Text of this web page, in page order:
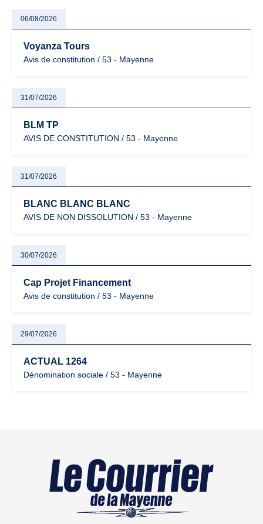
06/08/2026
Voyanza Tours
Avis de constitution / 53 - Mayenne
31/07/2026
BLM TP
AVIS DE CONSTITUTION / 53 - Mayenne
31/07/2026
BLANC BLANC BLANC
AVIS DE NON DISSOLUTION / 53 - Mayenne
30/07/2026
Cap Projet Financement
Avis de constitution / 53 - Mayenne
29/07/2026
ACTUAL 1264
Dénomination sociale / 53 - Mayenne